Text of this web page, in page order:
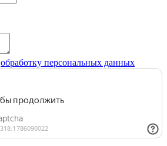
обработку персональных данных